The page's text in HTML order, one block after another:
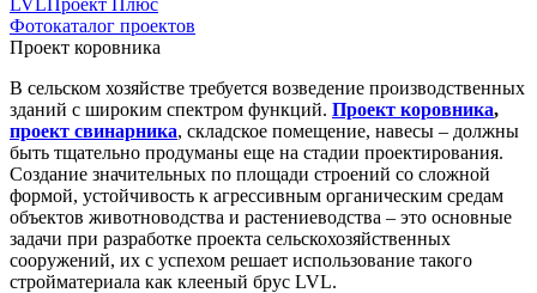
LVLПроект Плюс
Фотокаталог проектов
Проект коровника
В сельском хозяйстве требуется возведение производственных
зданий с широким спектром функций. Проект коровника,
проект свинарника, складское помещение, навесы – должны
быть тщательно продуманы еще на стадии проектирования.
Создание значительных по площади строений со сложной
формой, устойчивость к агрессивным органическим средам
объектов животноводства и растениеводства – это основные
задачи при разработке проекта сельскохозяйственных
сооружений, их с успехом решает использование такого
стройматериала как клееный брус LVL.